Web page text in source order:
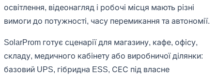
освітлення, відеонагляд і робочі місця мають різні
вимоги до потужності, часу перемикання та автономії.
SolarProm готує сценарії для магазину, кафе, офісу,
складу, медичного кабінету або виробничої ділянки:
базовий UPS, гібридна ESS, СЕС під власне